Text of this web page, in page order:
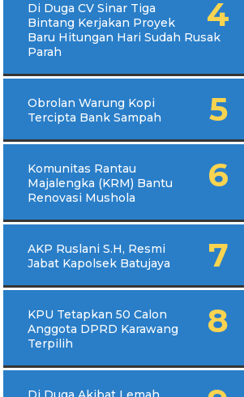
Di Duga CV Sinar Tiga
Bintang Kerjakan Proyek
Baru Hitungan Hari Sudah Rusak
Parah
Obrolan Warung Kopi
Tercipta Bank Sampah
Komunitas Rantau
Majalengka (KRM) Bantu
Renovasi Mushola
AKP Ruslani S.H, Resmi
Jabat Kapolsek Batujaya
KPU Tetapkan 50 Calon
Anggota DPRD Karawang
Terpilih